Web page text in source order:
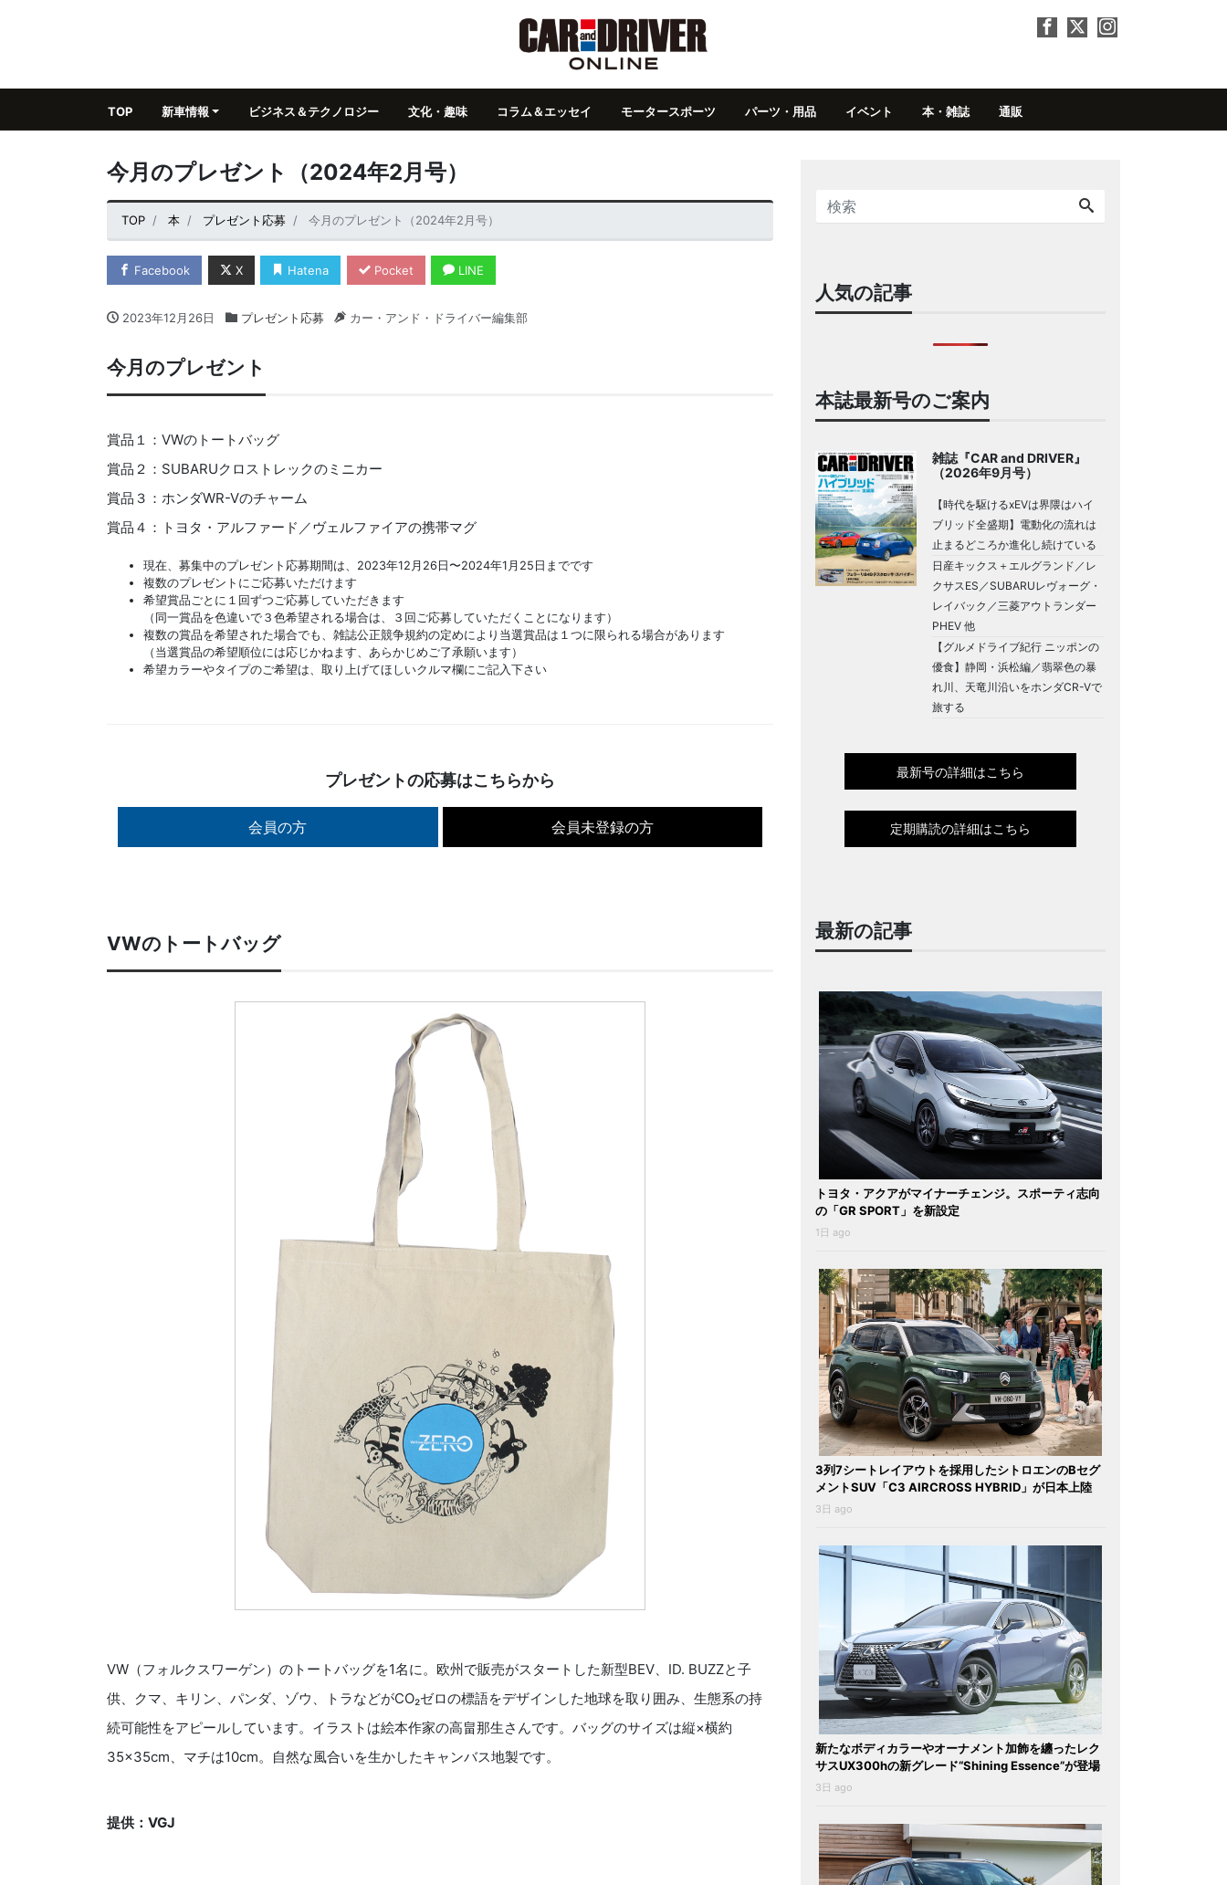
TOP 新車情報 ビジネス＆テクノロジー 文化・趣味 コラム＆エッセイ モータースポーツ パーツ・用品 イベント 本・雑誌 通販
今月のプレゼント（2024年2月号）
TOP 本 プレゼント応募 今月のプレゼント（2024年2月号）
Facebook X Hatena Pocket LINE
2023年12月26日 プレゼント応募 カー・アンド・ドライバー編集部
今月のプレゼント
賞品１：VWのトートバッグ
賞品２：SUBARUクロストレックのミニカー
賞品３：ホンダWR-Vのチャーム
賞品４：トヨタ・アルファード／ヴェルファイアの携帯マグ
現在、募集中のプレゼント応募期間は、2023年12月26日〜2024年1月25日までです
複数のプレゼントにご応募いただけます
希望賞品ごとに１回ずつご応募していただきます
（同一賞品を色違いで３色希望される場合は、３回ご応募していただくことになります）
複数の賞品を希望された場合でも、雑誌公正競争規約の定めにより当選賞品は１つに限られる場合があります
（当選賞品の希望順位には応じかねます、あらかじめご了承願います）
希望カラーやタイプのご希望は、取り上げてほしいクルマ欄にご記入下さい
プレゼントの応募はこちらから
会員の方 会員未登録の方
VWのトートバッグ
VW（フォルクスワーゲン）のトートバッグを1名に。欧州で販売がスタートした新型BEV、ID. BUZZと子
供、クマ、キリン、パンダ、ゾウ、トラなどがCO₂ゼロの標語をデザインした地球を取り囲み、生態系の持
続可能性をアピールしています。イラストは絵本作家の高畠那生さんです。バッグのサイズは縦×横約
35×35cm、マチは10cm。自然な風合いを生かしたキャンバス地製です。
提供：VGJ
人気の記事
本誌最新号のご案内
雑誌『CAR and DRIVER』
（2026年9月号）
【時代を駆けるxEVは界隈はハイ
ブリッド全盛期】電動化の流れは
止まるどころか進化し続けている
日産キックス＋エルグランド／レ
クサスES／SUBARUレヴォーグ・
レイバック／三菱アウトランダー
PHEV 他
【グルメドライブ紀行 ニッポンの
優食】静岡・浜松編／翡翠色の暴
れ川、天竜川沿いをホンダCR-Vで
旅する
最新号の詳細はこちら
定期購読の詳細はこちら
最新の記事
トヨタ・アクアがマイナーチェンジ。スポーティ志向
の「GR SPORT」を新設定
1日 ago
3列7シートレイアウトを採用したシトロエンのBセグ
メントSUV「C3 AIRCROSS HYBRID」が日本上陸
3日 ago
新たなボディカラーやオーナメント加飾を纏ったレク
サスUX300hの新グレード“Shining Essence”が登場
3日 ago